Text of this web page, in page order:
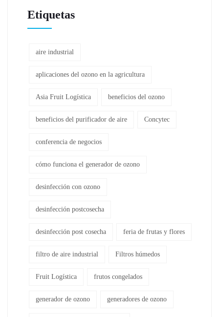
Etiquetas
aire industrial
aplicaciones del ozono en la agricultura
Asia Fruit Logística beneficios del ozono
beneficios del purificador de aire Concytec
conferencia de negocios
cómo funciona el generador de ozono
desinfección con ozono
desinfección postcosecha
desinfección post cosecha feria de frutas y flores
filtro de aire industrial Filtros húmedos
Fruit Logística frutos congelados
generador de ozono generadores de ozono